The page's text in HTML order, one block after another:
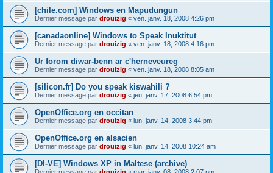
[chile.com] Windows en Mapudungun
Dernier message par drouizig « ven. janv. 18, 2008 4:26 pm
[canadaonline] Windows to Speak Inuktitut
Dernier message par drouizig « ven. janv. 18, 2008 4:16 pm
Ur forom diwar-benn ar c'herneveureg
Dernier message par drouizig « ven. janv. 18, 2008 8:05 am
[silicon.fr] Do you speak kiswahili ?
Dernier message par drouizig « jeu. janv. 17, 2008 6:54 pm
OpenOffice.org en occitan
Dernier message par drouizig « lun. janv. 14, 2008 3:44 pm
OpenOffice.org en alsacien
Dernier message par drouizig « lun. janv. 14, 2008 10:24 am
[DI-VE] Windows XP in Maltese (archive)